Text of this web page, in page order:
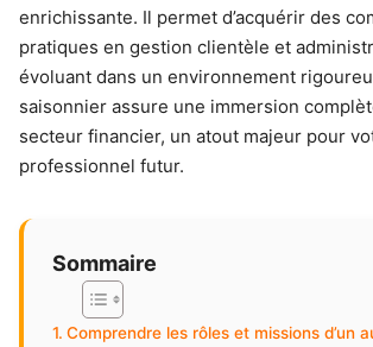
enrichissante. Il permet d’acquérir des
pratiques en gestion clientèle et
évoluant dans un environnement
saisonnier assure une immersion
secteur financier, un atout majeur pour
professionnel futur.
Sommaire
Comprendre les rôles et missions d’un